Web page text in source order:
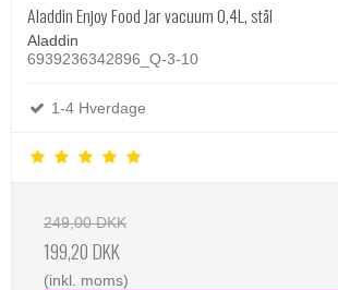
Aladdin Enjoy Food Jar vacuum 0,4L, stål
Aladdin
6939236342896_Q-3-10
1-4 Hverdage
249,00 DKK
199,20 DKK
(inkl. moms)